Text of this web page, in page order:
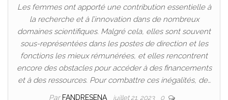
Les femmes ont apporté une contribution essentielle à
la recherche et à l’innovation dans de nombreux
domaines scientifiques. Malgré cela, elles sont souvent
sous-représentées dans les postes de direction et les
fonctions les mieux rémunérées, et elles rencontrent
encore des obstacles pour accéder à des financements
et à des ressources. Pour combattre ces inégalités, de…
Par FANDRESENA juillet 21, 2023 0